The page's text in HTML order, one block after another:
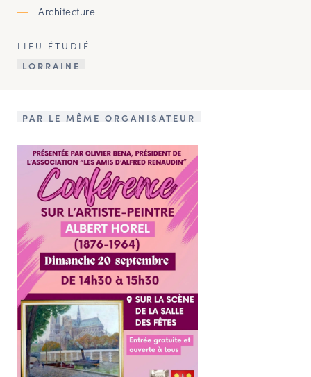
Architecture
LIEU ÉTUDIÉ
LORRAINE
PAR LE MÊME ORGANISATEUR